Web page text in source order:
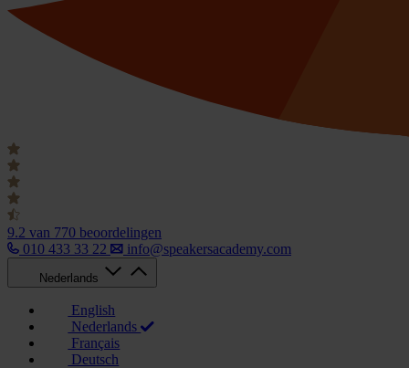
9.2 van 770 beoordelingen
010 433 33 22
info@speakersacademy.com
Nederlands
English
Nederlands
Français
Deutsch